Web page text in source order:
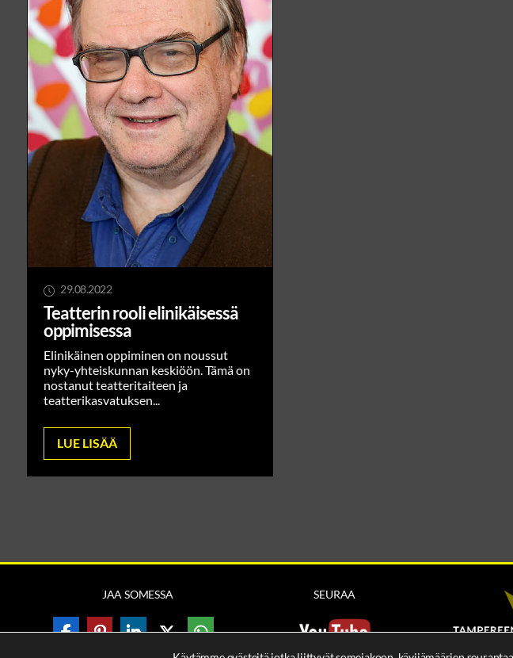
29.08.2022
Teatterin rooli elinikäisessä
oppimisessa
Elinikäinen oppiminen on noussut
nyky-yhteiskunnan keskiöön. Tämä on
nostanut teatteritaiteen ja
teatterikasvatuksen...
LUE LISÄÄ
JAA SOMESSA SEURAA